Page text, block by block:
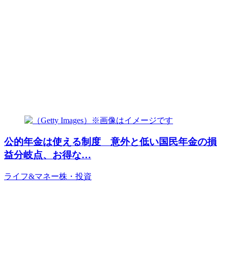
公的年金は使える制度 意外と低い国民年金の損
益分岐点、お得な…
ライフ&マネー株・投資